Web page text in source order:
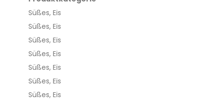
Süßes, Eis
Süßes, Eis
Süßes, Eis
Süßes, Eis
Süßes, Eis
Süßes, Eis
Süßes, Eis